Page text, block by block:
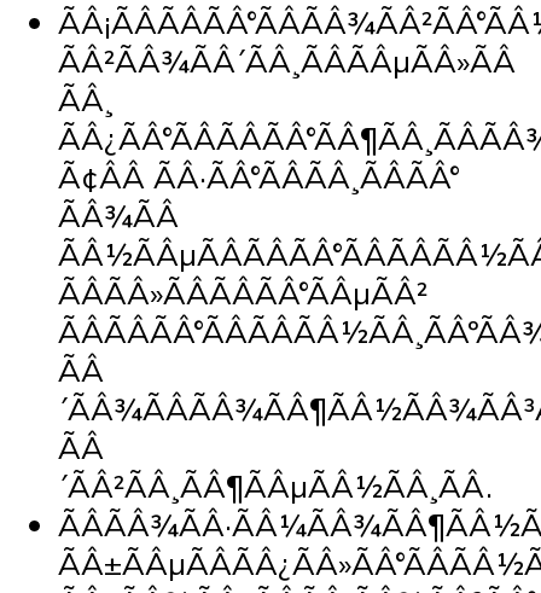
ÃÂ²ÃÂ¾ÃÂ´ÃÂ¸ÃÂÃÂµÃÂ»ÃÂ
ÃÂ¸
Ã¢ÂÂ ÃÂ·ÃÂ°ÃÂÃÂ¸ÃÂÃÂ°
ÃÂ¾ÃÂ
ÃÂÃÂ»ÃÂÃÂÃÂ°ÃÂµÃÂ²
ÃÂ
ÃÂ
´ÃÂ²ÃÂ¸ÃÂ¶ÃÂµÃÂ½ÃÂ¸ÃÂ.